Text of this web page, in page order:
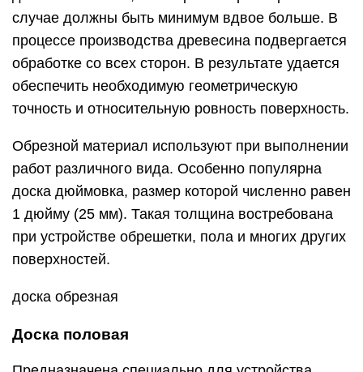
случае должны быть минимум вдвое больше. В
процессе производства древесина подвергается
обработке со всех сторон. В результате удается
обеспечить необходимую геометрическую
точность и относительную ровность поверхность.
Обрезной материал используют при выполнении
работ различного вида. Особенно популярна
доска дюймовка, размер которой численно равен
1 дюйму (25 мм). Такая толщина востребована
при устройстве обрешетки, пола и многих других
поверхностей.
доска обрезная
Доска половая